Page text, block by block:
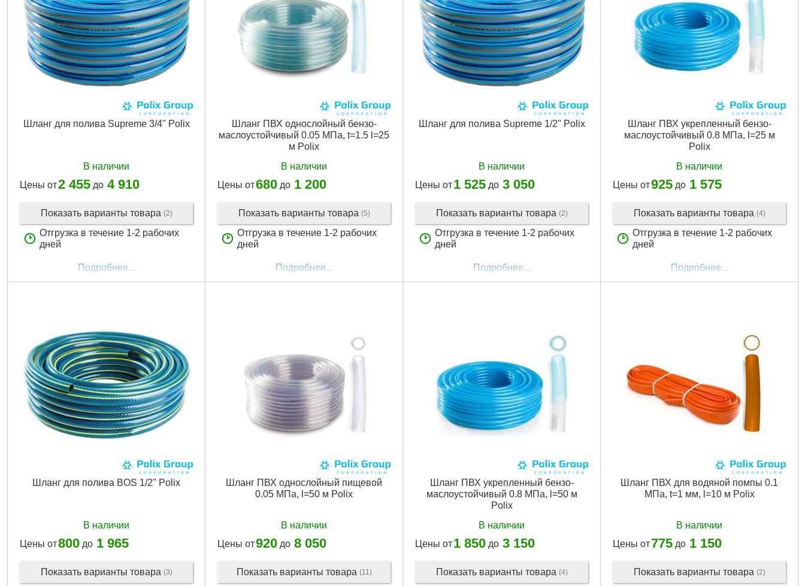
Шланг для полива Supreme 3/4" Polix
В наличии
Цены от2 455 до 4 910
Показать варианты товара (2)
Отгрузка в течение 1-2 рабочих
дней
Подробнее...
Шланг ПВХ однослойный бензо-
маслоустойчивый 0.05 МПа, t=1.5 l=25
м Polix
В наличии
Цены от680 до 1 200
Показать варианты товара (5)
Отгрузка в течение 1-2 рабочих
дней
Подробнее...
Шланг для полива Supreme 1/2" Polix
В наличии
Цены от1 525 до 3 050
Показать варианты товара (2)
Отгрузка в течение 1-2 рабочих
дней
Подробнее...
Шланг ПВХ укрепленный бензо-
маслоустойчивый 0.8 МПа, l=25 м
Polix
В наличии
Цены от925 до 1 575
Показать варианты товара (4)
Отгрузка в течение 1-2 рабочих
дней
Подробнее...
Шланг для полива BOS 1/2" Polix
В наличии
Цены от800 до 1 965
Показать варианты товара (3)
Шланг ПВХ однослойный пищевой
0.05 МПа, l=50 м Polix
В наличии
Цены от920 до 8 050
Показать варианты товара (11)
Шланг ПВХ укрепленный бензо-
маслоустойчивый 0.8 МПа, l=50 м
Polix
В наличии
Цены от1 850 до 3 150
Показать варианты товара (4)
Шланг ПВХ для водяной помпы 0.1
МПа, t=1 мм, l=10 м Polix
В наличии
Цены от775 до 1 150
Показать варианты товара (2)